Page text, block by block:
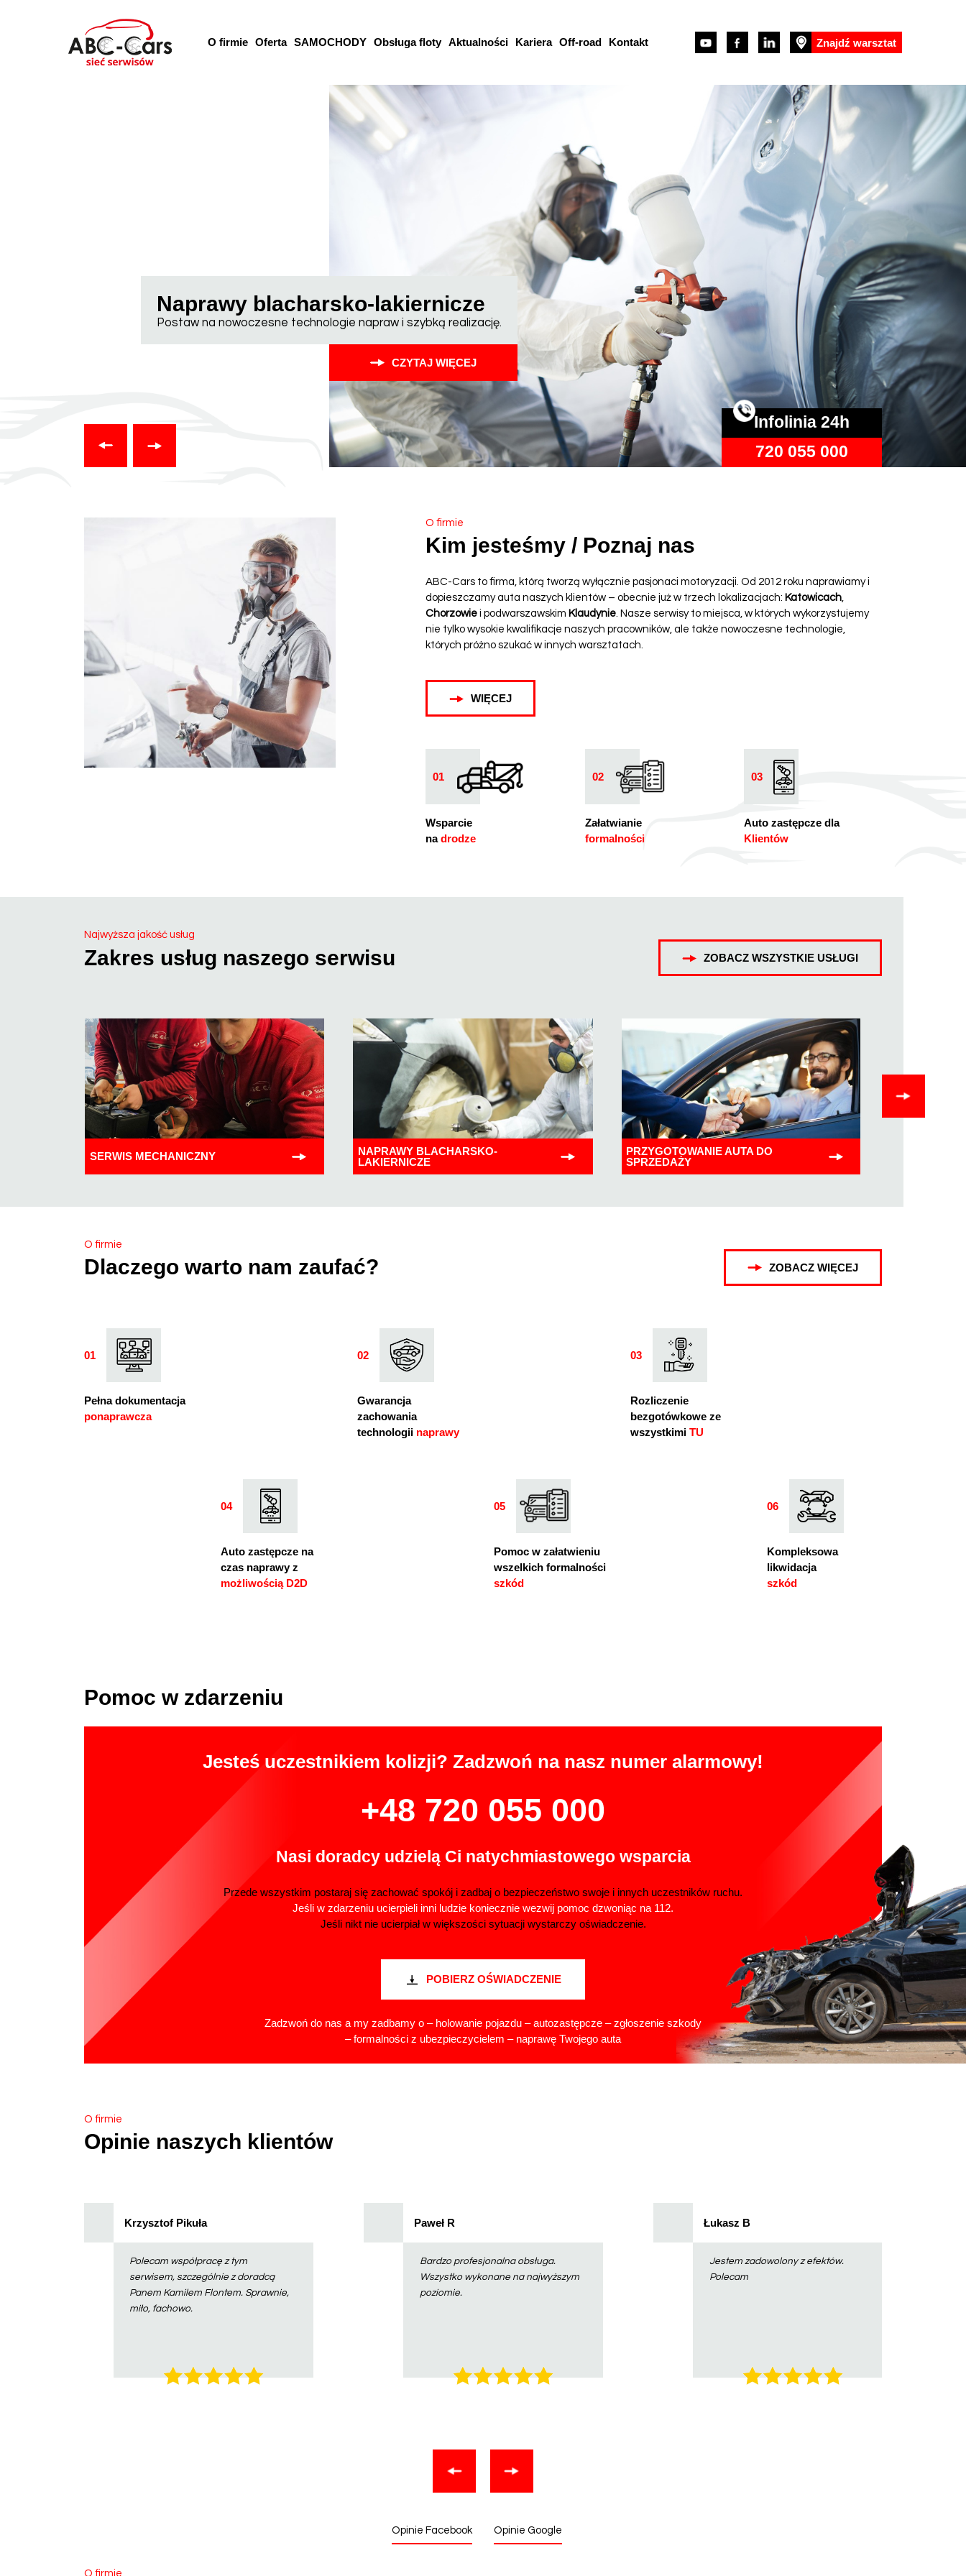
O firmie Oferta SAMOCHODY Obsługa floty Aktualności Kariera Off-road Kontakt Znajdź warsztat
Naprawy blacharsko-lakiernicze
Postaw na nowoczesne technologie napraw i szybką realizację.
CZYTAJ WIĘCEJ
Infolinia 24h
720 055 000
O firmie
Kim jesteśmy / Poznaj nas
ABC-Cars to firma, którą tworzą wyłącznie pasjonaci motoryzacji. Od 2012 roku naprawiamy i
dopieszczamy auta naszych klientów – obecnie już w trzech lokalizacjach: Katowicach
Chorzowie i podwarszawskim Klaudynie . Nasze serwisy to miejsca, w których wykorzystujemy
nie tylko wysokie kwalifikacje naszych pracowników, ale także nowoczesne technologie,
których próżno szukać w innych warsztatach.
WIĘCEJ
01
Wsparcie
nadrodze
02
Załatwianie
formalności
03
Auto zastępcze dla
Klientów
Najwyższa jakość usług
Zakres usług naszego serwisu ZOBACZ WSZYSTKIE USŁUGI
SERWIS MECHANICZNY
NAPRAWY BLACHARSKO-
LAKIERNICZE
PRZYGOTOWANIE AUTA DO
SPRZEDAŻY
O firmie
Dlaczego warto nam zaufać? ZOBACZ WIĘCEJ
01 01
Pełna dokumentacja
ponaprawcza
02 02
Gwarancja
zachowania
technologii naprawy
03
Rozliczenie
bezgotówkowe ze
wszystkimi TU
04
Auto zastępcze na
czas naprawy z
możliwością D2D
05 05
Pomoc w załatwieniu
wszelkich formalności
szkód
06 06
Kompleksowa
likwidacja
szkód
Pomoc w zdarzeniu
Jesteś uczestnikiem kolizji? Zadzwoń na nasz numer alarmowy!
+48 720 055 000
Nasi doradcy udzielą Ci natychmiastowego wsparcia
Przede wszystkim postaraj się zachować spokój i zadbaj o bezpieczeństwo swoje i innych uczestników ruchu.
Jeśli w zdarzeniu ucierpieli inni ludzie koniecznie wezwij pomoc dzwoniąc na 112.
Jeśli nikt nie ucierpiał w większości sytuacji wystarczy oświadczenie.
POBIERZ OŚWIADCZENIE
Zadzwoń do nas a my zadbamy o – holowanie pojazdu – autozastępcze – zgłoszenie szkody
– formalności z ubezpieczycielem – naprawę Twojego auta
O firmie
Opinie naszych klientów
Krzysztof Pikuła
Polecam współpracę z tym
serwisem, szczególnie z doradcą
Panem Kamilem Flontem. Sprawnie,
miło, fachowo.
Paweł R
Bardzo profesjonalna obsługa.
Wszystko wykonane na najwyższym
poziomie.
Łukasz B
Jestem zadowolony z efektów.
Polecam
Opinie Facebook Opinie Google
O firmie